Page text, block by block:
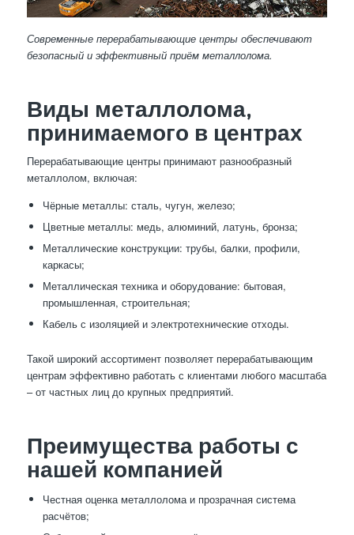
Современные перерабатывающие центры обеспечивают
безопасный и эффективный приём металлолома.
Виды металлолома,
принимаемого в центрах
Перерабатывающие центры принимают разнообразный
металлолом, включая:
Чёрные металлы: сталь, чугун, железо;
Цветные металлы: медь, алюминий, латунь, бронза;
Металлические конструкции: трубы, балки, профили,
каркасы;
Металлическая техника и оборудование: бытовая,
промышленная, строительная;
Кабель с изоляцией и электротехнические отходы.
Такой широкий ассортимент позволяет перерабатывающим
центрам эффективно работать с клиентами любого масштаба
– от частных лиц до крупных предприятий.
Преимущества работы с
нашей компанией
Честная оценка металлолома и прозрачная система
расчётов;